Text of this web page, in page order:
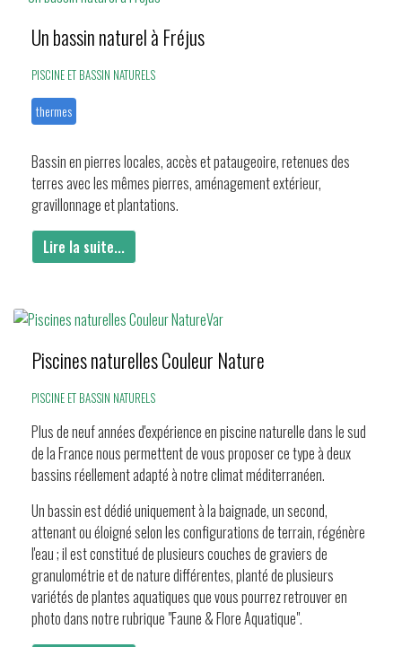
Un bassin naturel à Fréjus
PISCINE ET BASSIN NATURELS
thermes
Bassin en pierres locales, accès et pataugeoire, retenues des
terres avec les mêmes pierres, aménagement extérieur,
gravillonnage et plantations.
Lire la suite...
Piscines naturelles Couleur Nature
PISCINE ET BASSIN NATURELS
Plus de neuf années d'expérience en piscine naturelle dans le sud
de la France nous permettent de vous proposer ce type à deux
bassins réellement adapté à notre climat méditerranéen.
Un bassin est dédié uniquement à la baignade, un second,
attenant ou éloigné selon les configurations de terrain, régénère
l'eau ; il est constitué de plusieurs couches de graviers de
granulométrie et de nature différentes, planté de plusieurs
variétés de plantes aquatiques que vous pourrez retrouver en
photo dans notre rubrique "Faune & Flore Aquatique".